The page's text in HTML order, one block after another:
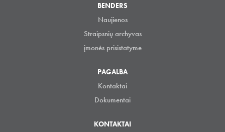
BENDERS
Naujienos
Straipsnių archyvas
įmonės prisistatyme
PAGALBA
Kontaktai
Dokumentai
KONTAKTAI